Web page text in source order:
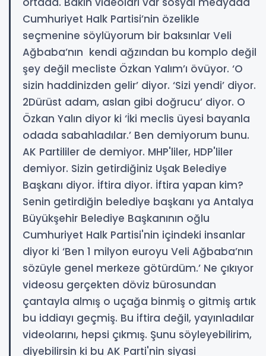
Cumhuriyet Halk Partisi’nin özelikle
seçmenine söylüyorum bir baksınlar Veli
Ağbaba’nın kendi ağzından bu komplo değil
şey değil mecliste Özkan Yalım’ı övüyor. ‘O
sizin haddinizden gelir’ diyor. ‘Sizi yendi’ diyor.
2Dürüst adam, aslan gibi doğrucu’ diyor. O
Özkan Yalın diyor ki ‘İki meclis üyesi bayanla
odada sabahladılar.’ Ben demiyorum bunu.
AK Partililer de demiyor. MHP'liler, HDP'liler
demiyor. Sizin getirdiğiniz Uşak Belediye
Başkanı diyor. İftira diyor. İftira yapan kim?
Senin getirdiğin belediye başkanı ya Antalya
Büyükşehir Belediye Başkanının oğlu
Cumhuriyet Halk Partisi'nin içindeki insanlar
diyor ki ‘Ben 1 milyon euroyu Veli Ağbaba’nın
sözüyle genel merkeze götürdüm.’ Ne çıkıyor
videosu gerçekten döviz bürosundan
çantayla almış o uçağa binmiş o gitmiş artık
bu iddiayı geçmiş. Bu iftira değil, yayınladılar
videolarını, hepsi çıkmış. Şunu söyleyebilirim,
diyebilirsin ki bu AK Parti'nin siyasi